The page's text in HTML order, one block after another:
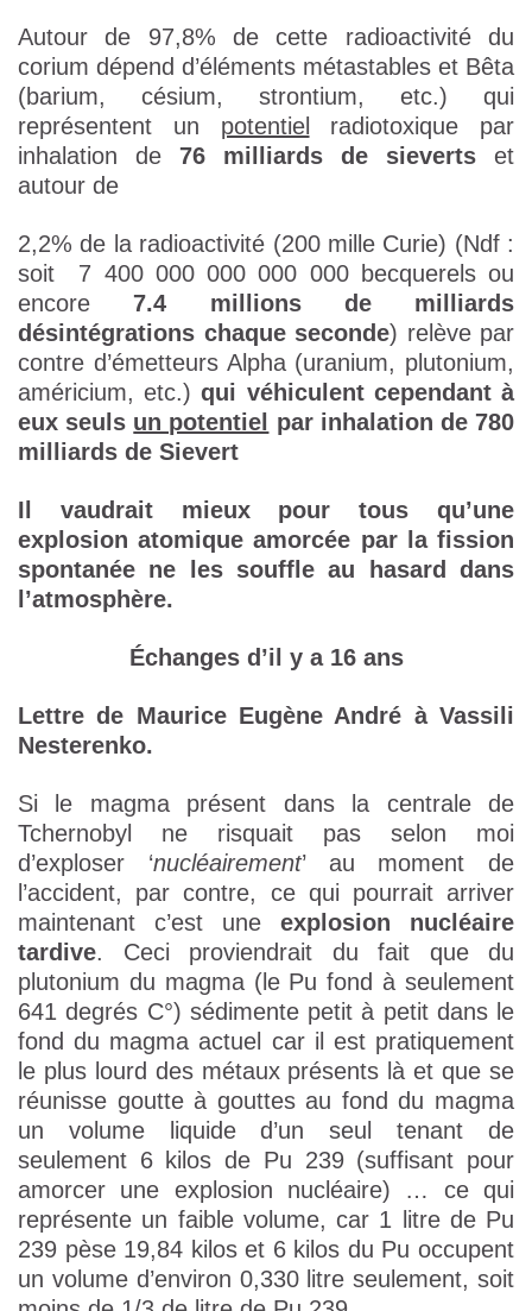
Autour de 97,8% de cette radioactivité du
corium dépend d’éléments métastables et Bêta
(barium, césium, strontium, etc.) qui
représentent un potentiel
radiotoxique par
inhalation de 76 milliards de sieverts et
autour de
2,2% de la radioactivité (200 mille Curie) (Ndf :
soit 7 400 000 000 000 000 becquerels ou
encore7.4 millions de milliards
désintégrations chaque seconde) relève par
contre d’émetteurs Alpha (uranium, plutonium,
américium, etc.)qui véhiculent cependant à
eux seuls un potentiel
par inhalation de 780
milliards de Sievert
Il vaudrait mieux pour tous qu’une
explosion atomique amorcée par la fission
spontanée ne les souffle au hasard dans
l’atmosphère.
Échanges d’il y a 16 ans
Lettre de Maurice Eugène André à Vassili
Nesterenko.
Si le magma présent dans la centrale de
Tchernobyl ne risquait pas selon moi
d’exploser ‘nucléairement’ au moment de
l’accident, par contre, ce qui pourrait arriver
maintenant c’est une explosion nucléaire
tardive. Ceci proviendrait du fait que du
plutonium du magma (le Pu fond à seulement
641 degrés C°) sédimente petit à petit dans le
fond du magma actuel car il est pratiquement
le plus lourd des métaux présents là et que se
réunisse goutte à gouttes au fond du magma
un volume liquide d’un seul tenant de
seulement 6 kilos de Pu 239 (suffisant pour
amorcer une explosion nucléaire) … ce qui
représente un faible volume, car 1 litre de Pu
239 pèse 19,84 kilos et 6 kilos du Pu occupent
un volume d’environ 0,330 litre seulement, soit